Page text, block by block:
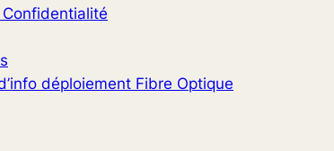
déploiement Fibre Optique